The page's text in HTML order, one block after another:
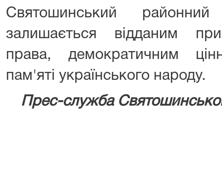
Святошинський
залишається відданим
права, демократичним
пам'яті українського народу.
Прес-служба